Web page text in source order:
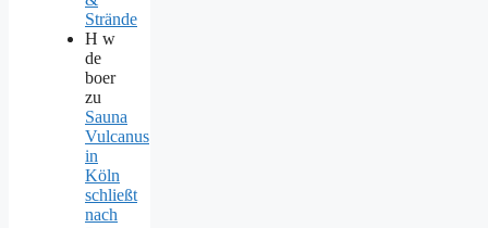
Strände
H w
de
boer
zu
Sauna
Vulcanus
in
Köln
schließt
nach